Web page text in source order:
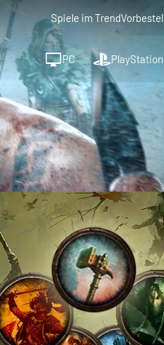
Spiele im Trend
PC PlayStation